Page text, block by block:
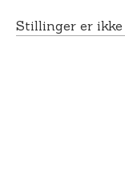
Stillinger er